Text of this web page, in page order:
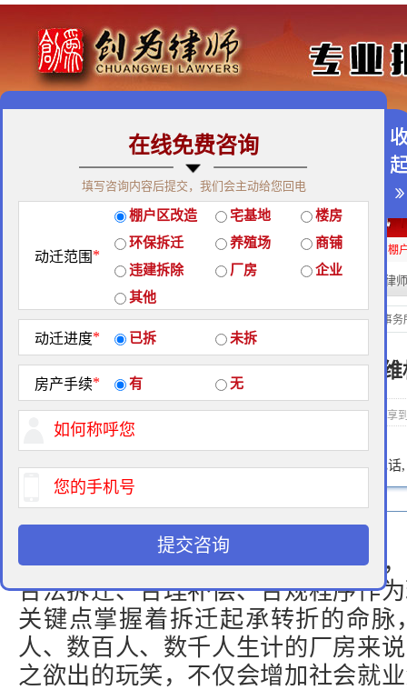
免费咨询热线：400-900-9881
经典案例 | 律师团队 拆迁维权 | 征地维权
房屋拆迁补偿 企业拆迁补偿 厂房拆迁补偿 征地补偿 违章拆迁补偿 棚
热门搜索: 拆迁律师
厂房拆迁补偿 当前位置： 北京创为律师事务
厂房拆迁大作战，法律
次 分享
免费法律咨询热线:400-900-9881 请输入您的电话
厂房拆迁关系一个企业主的盛衰
合法拆迁、合理补偿、合规程序作
关键点掌握着拆迁起承转折的命脉
人、数百人、数千人生计的厂房来
之欲出的玩笑，不仅会增加社会就
在线免费咨询
填写咨询内容后提交，我们会主动给您回电
动迁范围 *
棚户区改造 宅基地
楼房
环保拆迁
养殖场
商铺
违建拆除
厂房
企业
其他
动迁进度* 已拆 未拆
房产手续* 有 无
提交咨询